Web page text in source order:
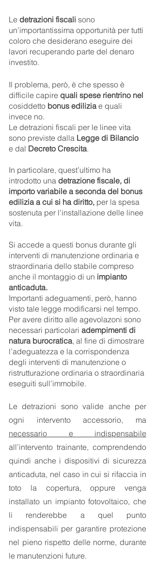
Le detrazioni fiscali sono
un’importantissima opportunità per tutti
coloro che desiderano eseguire dei
lavori recuperando parte del denaro
investito.
Il problema, però, è che spesso è
difficile capire quali spese rientrino nel
cosiddetto bonus edilizia e quali
invece no.
Le detrazioni fiscali per le linee vita
sono previste dalla Legge di Bilancio
e dal Decreto Crescita.
In particolare, quest’ultimo ha
introdotto una detrazione fiscale, di
importo variabile a seconda del bonus
edilizia a cui si ha diritto, per la spesa
sostenuta per l'installazione delle linee
vita.
Si accede a questi bonus durante gli
interventi di manutenzione ordinaria e
straordinaria dello stabile compreso
anche il montaggio di un impianto
anticaduta.
Importanti adeguamenti, però, hanno
visto tale legge modificarsi nel tempo.
Per avere diritto alle agevolazoni sono
necessari particolari adempimenti di
natura burocratica, al fine di dimostrare
l’adeguatezza e la corrispondenza
degli interventi di manutenzione o
ristrutturazione ordinaria o straordinaria
eseguiti sull’immobile.
Le detrazioni sono valide anche per
necessario e indispensabile
all’intervento trainante, comprendendo
quindi anche i dispositivi di sicurezza
anticaduta, nel caso in cui si rifaccia in
toto la copertura, oppure venga
installato un impianto fotovoltaico, che
li renderebbe a quel punto
indispensabili per garantire protezione
nel pieno rispetto delle norme, durante
le manutenzioni future.